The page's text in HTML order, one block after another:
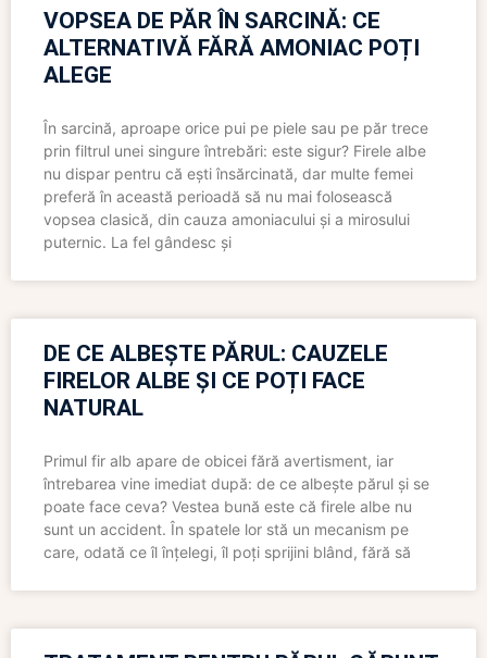
VOPSEA DE PĂR ÎN SARCINĂ: CE
ALTERNATIVĂ FĂRĂ AMONIAC POȚI
ALEGE
În sarcină, aproape orice pui pe piele sau pe păr trece
prin filtrul unei singure întrebări: este sigur? Firele albe
nu dispar pentru că ești însărcinată, dar multe femei
preferă în această perioadă să nu mai folosească
vopsea clasică, din cauza amoniacului și a mirosului
puternic. La fel gândesc și
DE CE ALBEȘTE PĂRUL: CAUZELE
FIRELOR ALBE ȘI CE POȚI FACE
NATURAL
Primul fir alb apare de obicei fără avertisment, iar
întrebarea vine imediat după: de ce albește părul și se
poate face ceva? Vestea bună este că firele albe nu
sunt un accident. În spatele lor stă un mecanism pe
care, odată ce îl înțelegi, îl poți sprijini blând, fără să